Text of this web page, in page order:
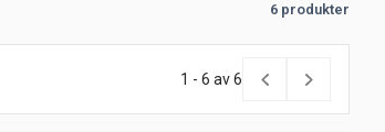
6 produkter
1 - 6 av 6